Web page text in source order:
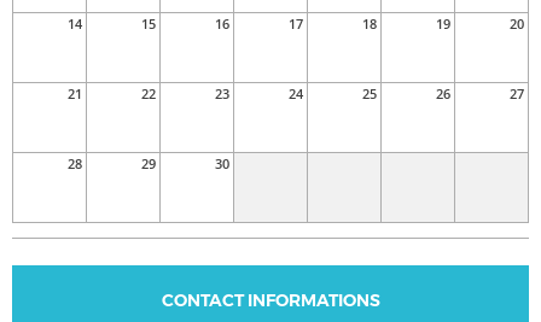
14 15 16 17 18 19 20
21 22 23 24 25 26 27
28 29 30
CONTACT INFORMATIONS